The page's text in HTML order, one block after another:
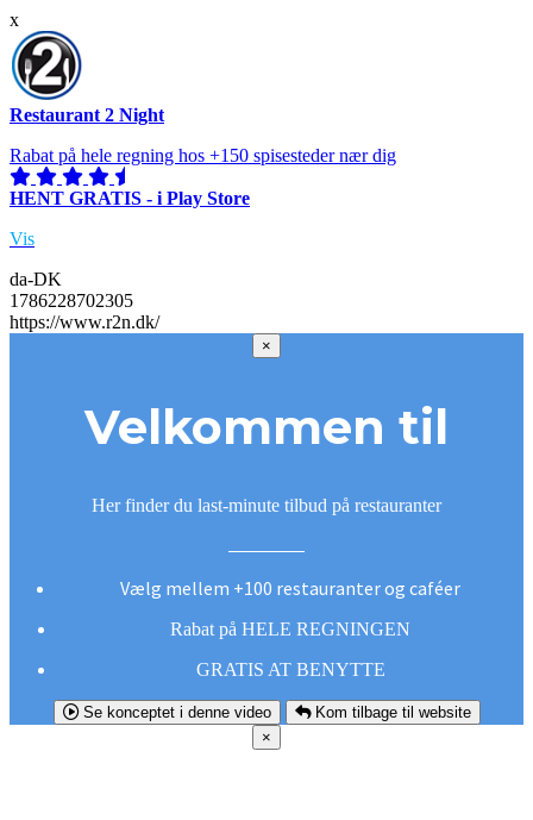
x
Restaurant 2 Night
Rabat på hele regning hos +150 spisesteder nær dig
HENT GRATIS - i Play Store
Vis
da-DK
1786228702305
https://www.r2n.dk/
×
Velkommen til
Her finder du last-minute tilbud på restauranter
Vælg mellem +100 restauranter og caféer
Rabat på HELE REGNINGEN
GRATIS AT BENYTTE
Se konceptet i denne video
Kom tilbage til website
×